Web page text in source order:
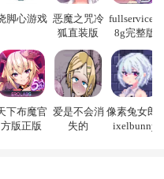
脚心游戏 恶魔之咒冷
狐直装版
fullservice1.
8g完整版
下布魔官
方版正版
爱是不会消
失的
像素兔女郎p
ixelbunny